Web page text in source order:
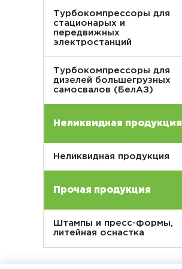
Турбокомпрессоры для
стационарых и
передвижных
электростанций
Турбокомпрессоры для
дизелей большегрузных
самосвалов (БелАЗ)
Неликвидная продукция
Неликвидная продукция
Прочая продукция
Штампы и пресс-формы,
литейная оснастка